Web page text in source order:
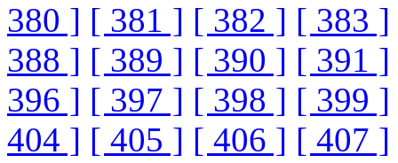
380 ] [ 381 ] [ 382 ] [ 383 ]
388 ] [ 389 ] [ 390 ] [ 391 ]
396 ] [ 397 ] [ 398 ] [ 399 ]
404 ] [ 405 ] [ 406 ] [ 407 ]